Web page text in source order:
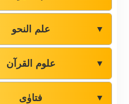
علم النحو ▼
علوم القرآن ▼
فتاوٰی ▼